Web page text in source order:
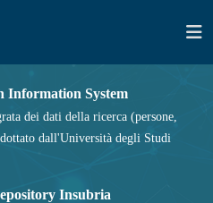
Information System
dei dati della ricerca (persone,
dall'Università degli Studi
Insubria